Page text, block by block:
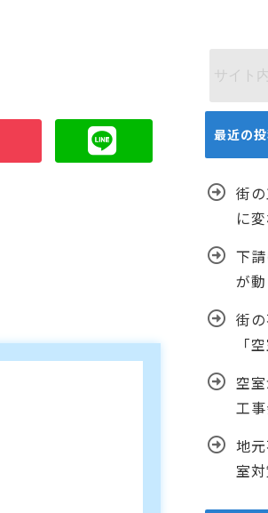
最近の
街
に
下
が
街
「
空
工
地
室